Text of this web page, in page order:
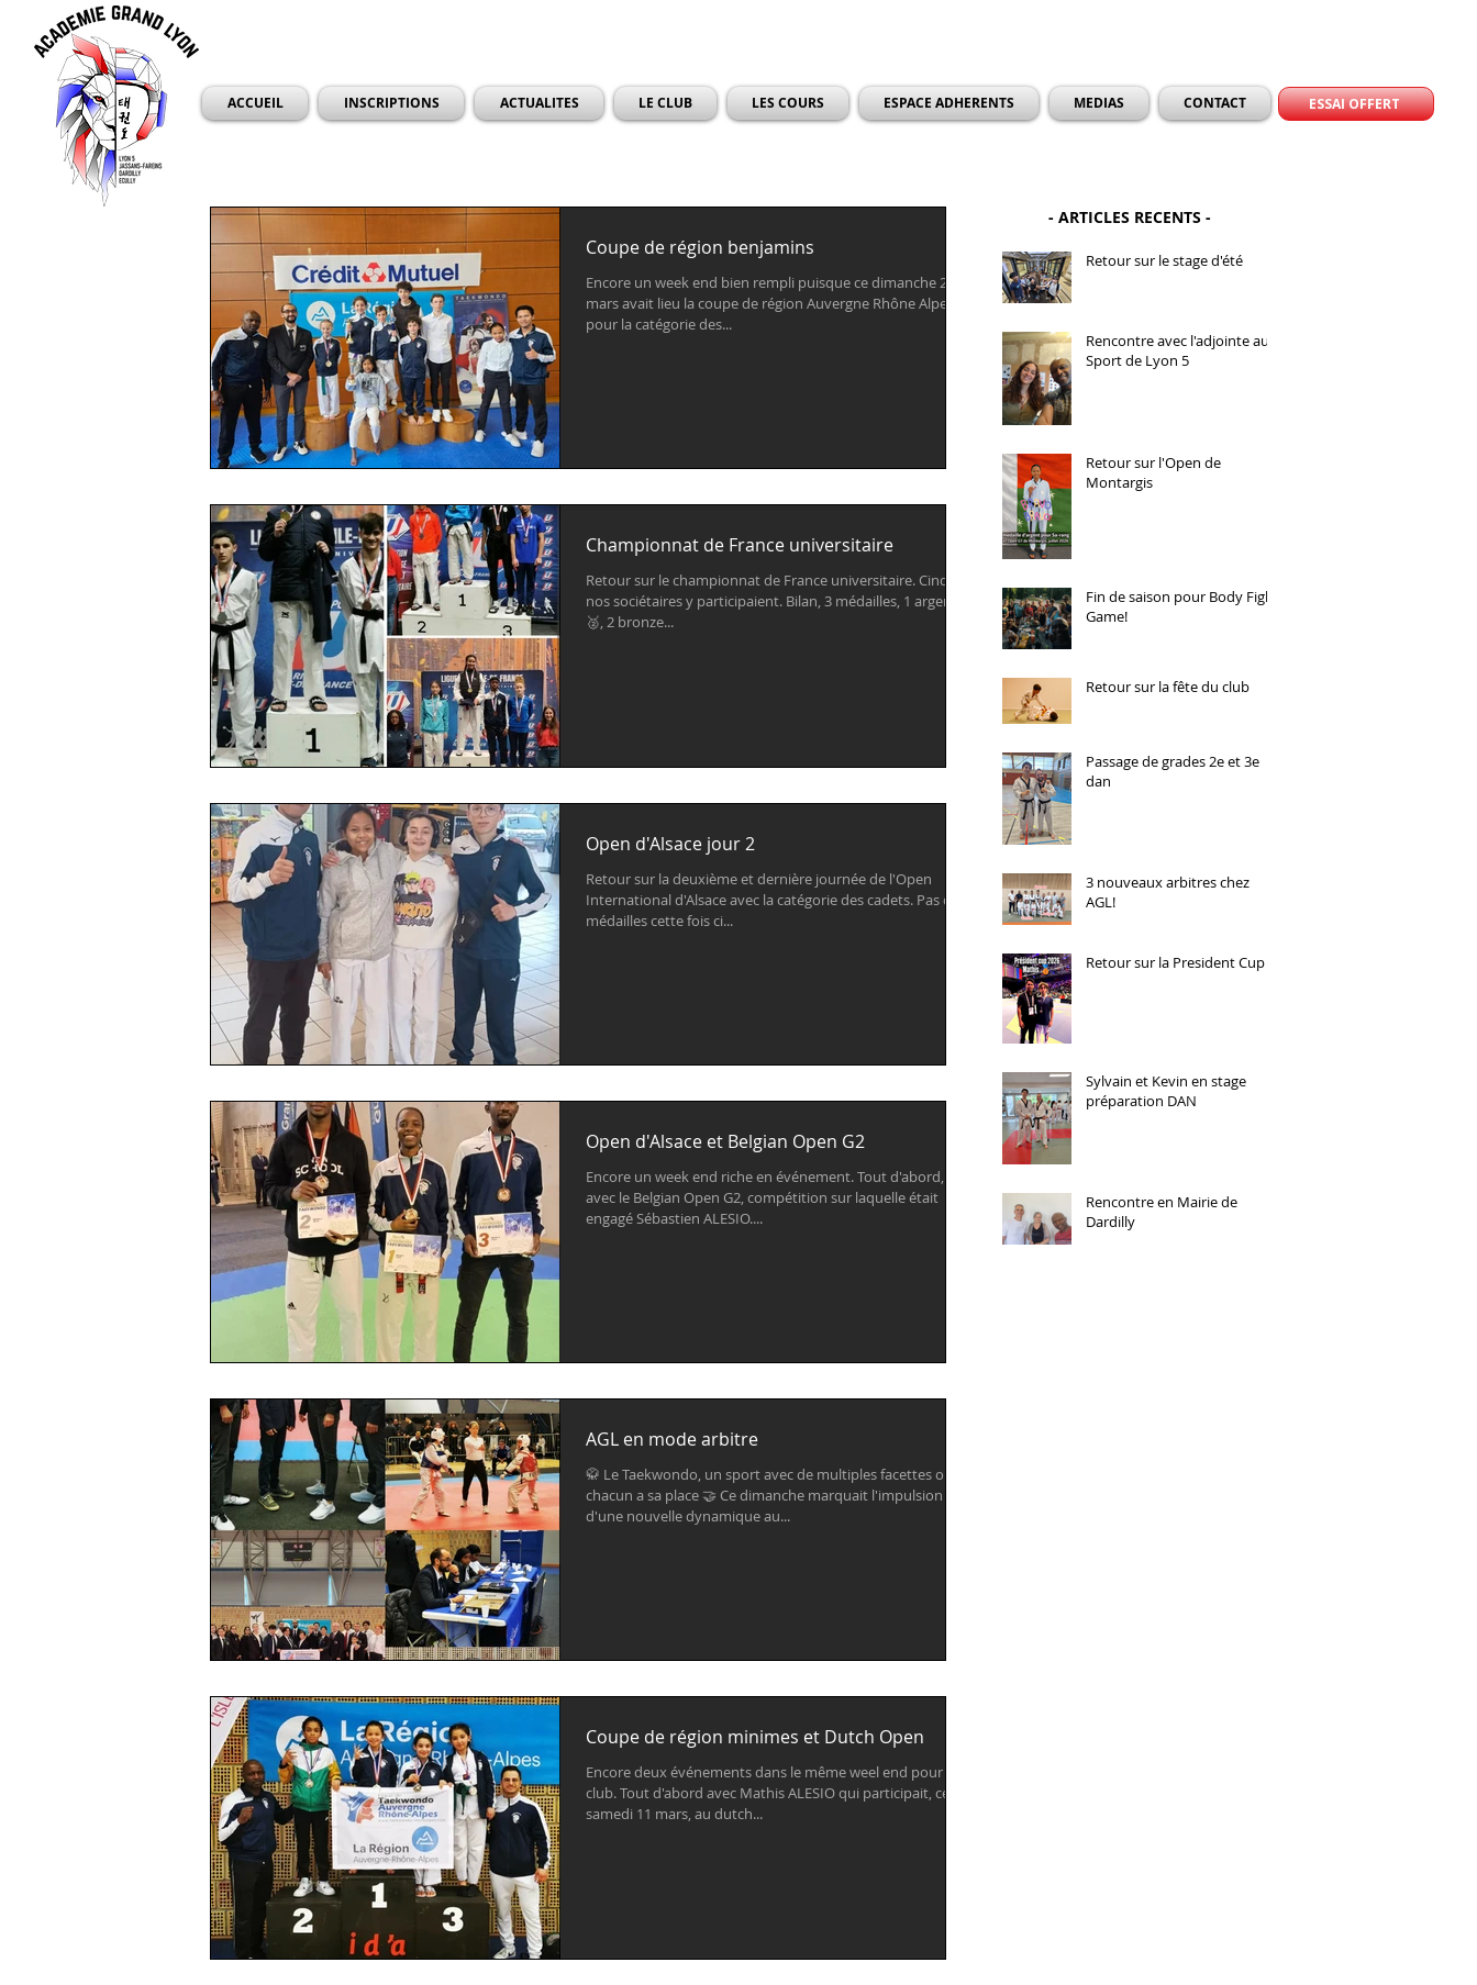
ACCUEIL INSCRIPTIONS ACTUALITES LE CLUB LES COURS ESPACE ADHERENTS MEDIAS CONTACT ESSAI OFFERT
Coupe de région benjamins
Encore un week end bien rempli puisque ce dimanche 26
mars avait lieu la coupe de région Auvergne Rhône Alpes
pour la catégorie des...
Championnat de France universitaire
Retour sur le championnat de France universitaire. Cinq de
nos sociétaires y participaient. Bilan, 3 médailles, 1 argent
🥈, 2 bronze...
Open d'Alsace jour 2
Retour sur la deuxième et dernière journée de l'Open
International d'Alsace avec la catégorie des cadets. Pas de
médailles cette fois ci...
Open d'Alsace et Belgian Open G2
Encore un week end riche en événement. Tout d'abord,
avec le Belgian Open G2, compétition sur laquelle était
engagé Sébastien ALESIO....
AGL en mode arbitre
🥋 Le Taekwondo, un sport avec de multiples facettes où
chacun a sa place 🤝 Ce dimanche marquait l'impulsion
d'une nouvelle dynamique au...
Coupe de région minimes et Dutch Open
Encore deux événements dans le même weel end pour le
club. Tout d'abord avec Mathis ALESIO qui participait, ce
samedi 11 mars, au dutch...
- ARTICLES RECENTS -
Retour sur le stage d'été
Rencontre avec l'adjointe au
Sport de Lyon 5
Retour sur l'Open de
Montargis
Fin de saison pour Body Fight
Game!
Retour sur la fête du club
Passage de grades 2e et 3e
dan
3 nouveaux arbitres chez
AGL!
Retour sur la President Cup
Sylvain et Kevin en stage
préparation DAN
Rencontre en Mairie de
Dardilly